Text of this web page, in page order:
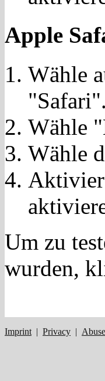
Apple
Wähle
"Safari".
Wähle
Wähle
Um zu
wurden,
Imprint | Privacy | Abuse